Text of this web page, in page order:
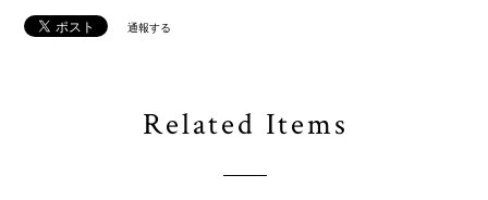
通報する
Related Items